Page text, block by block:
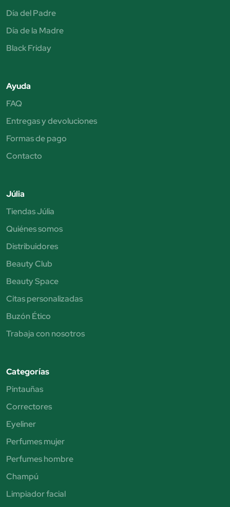
Día del Padre
Día de la Madre
Black Friday
Ayuda
FAQ
Entregas y devoluciones
Formas de pago
Contacto
Júlia
Tiendas Júlia
Quiénes somos
Distribuidores
Beauty Club
Beauty Space
Citas personalizadas
Buzón Ético
Trabaja con nosotros
Categorías
Pintauñas
Correctores
Eyeliner
Perfumes mujer
Perfumes hombre
Champú
Limpiador facial